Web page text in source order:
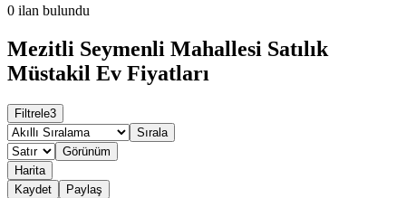
0 ilan bulundu
Mezitli Seymenli Mahallesi Satılık
Müstakil Ev Fiyatları
Filtrele3
Sırala
Görünüm
Harita
Kaydet
Paylaş